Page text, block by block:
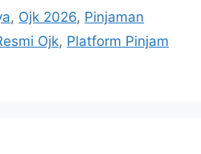
, Ojk 2026, Pinjaman
Ojk, Platform Pinjam